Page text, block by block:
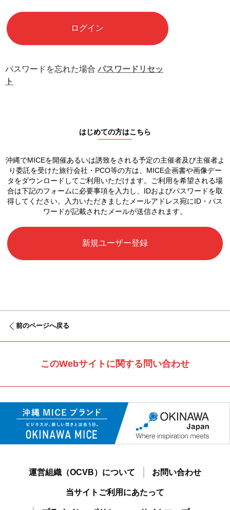
パスワードを忘れた場合 パスワードリセッ
ト
はじめての方はこちら
沖縄でMICEを開催あるいは誘致をされる予定の主催者及び主催者よ
り委託を受けた旅行会社・PCO等の方は、 MICE企画書や画像デー
タをダウンロードしてご利用いただけます。
ご利用を希望される場
合は下記のフォームに必要事項を入力し、 IDおよびパスワードを取
得してください。
入力いただきましたメールアドレス宛にID・パス
ワードが記載されたメールが送信されます。
新規ユーザー登録
前のページへ戻る
このWebサイトに関する問い合わせ
運営組織（OCVB）について お問い合わせ
当サイトご利用にあたって